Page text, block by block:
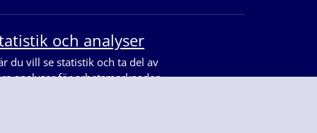
och analyser
du vill se statistik och ta del av
analyser för arbetsmarknaden